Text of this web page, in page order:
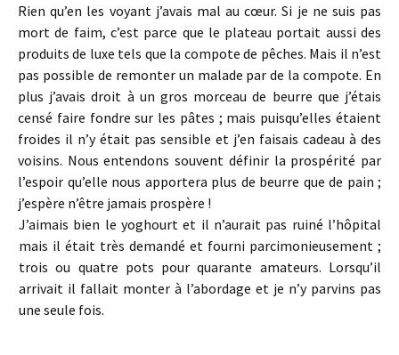
Rien qu’en les voyant j’avais mal au cœur. Si je ne suis pas
mort de faim, c’est parce que le plateau portait aussi des
produits de luxe tels que la compote de pêches. Mais il n’est
pas possible de remonter un malade par de la compote. En
plus j’avais droit à un gros morceau de beurre que j’étais
censé faire fondre sur les pâtes ; mais puisqu’elles étaient
froides il n’y était pas sensible et j’en faisais cadeau à des
voisins. Nous entendons souvent définir la prospérité par
l’espoir qu’elle nous apportera plus de beurre que de pain ;
j’espère n’être jamais prospère !
J’aimais bien le yoghourt et il n’aurait pas ruiné l’hôpital
mais il était très demandé et fourni parcimonieusement ;
trois ou quatre pots pour quarante amateurs. Lorsqu’il
arrivait il fallait monter à l’abordage et je n’y parvins pas
une seule fois.